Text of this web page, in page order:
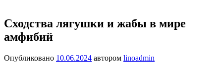
Сходства лягушки и жабы в мире
амфибий
Опубликовано 10.06.2024 автором linoadmin